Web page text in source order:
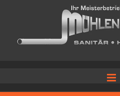
Zum Inhalt springen